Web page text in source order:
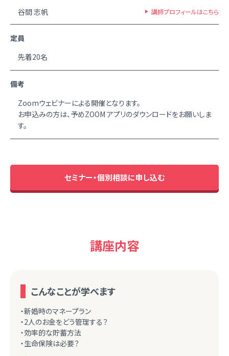
谷間 志帆
講師プロフィールはこちら
定員
先着20名
備考
Zoomウェビナーによる開催となります。
お申込みの方は、予めZOOM アプリのダウンロードをお願いしま
す。
セミナー・個別相談に申し込む
講座内容
こんなことが学べます
・新婚時のマネープラン
・2人のお金をどう管理する？
・効率的な貯蓄方法
・生命保険は必要？